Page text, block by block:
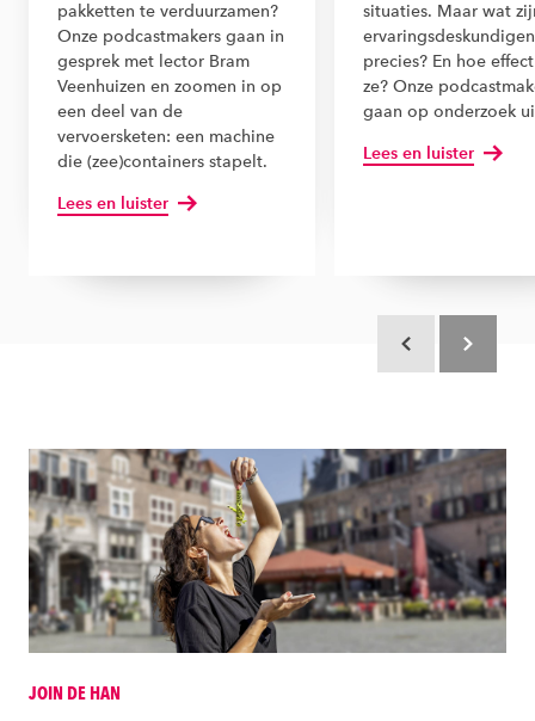
pakketten te verduurzamen?
Onze podcastmakers gaan in
gesprek met lector Bram
Veenhuizen en zoomen in op
een deel van de
vervoersketen: een machine
die (zee)containers stapelt.
Lees en luister
situaties. Maar wat
ervaringsdeskundigen
precies? En hoe
ze? Onze
gaan op onderzoek
Lees en luister
JOIN DE HAN